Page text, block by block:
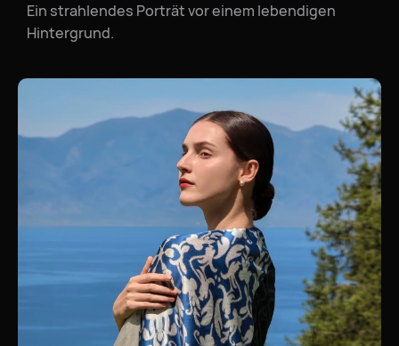
Ein strahlendes Porträt vor einem lebendigen
Hintergrund.
Die warmen Farben der Abenddämmerung tauchen
die Häuser an den Klippen in ein sanftes Licht und
Panorama.